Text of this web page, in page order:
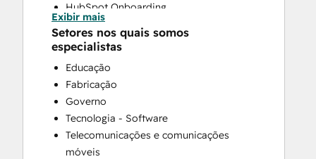
HubSpot Onboarding
Sales and Marketing Alignment
Sales Coaching and Training
Sales Enablement
Exibir mais
Setores nos quais somos
especialistas
Educação
Fabricação
Governo
Tecnologia - Software
Telecomunicações e comunicações
móveis